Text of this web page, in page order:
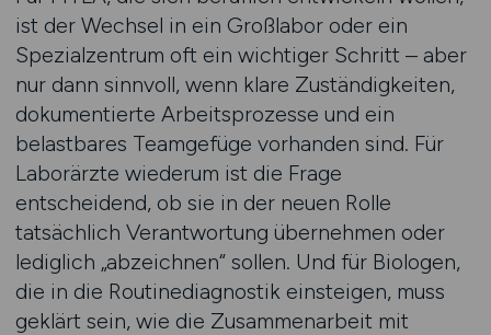
ist der Wechsel in ein Großlabor oder ein
Spezialzentrum oft ein wichtiger Schritt – aber
nur dann sinnvoll, wenn klare Zuständigkeiten,
dokumentierte Arbeitsprozesse und ein
belastbares Teamgefüge vorhanden sind. Für
Laborärzte wiederum ist die Frage
entscheidend, ob sie in der neuen Rolle
tatsächlich Verantwortung übernehmen oder
lediglich „abzeichnen“ sollen. Und für Biologen,
die in die Routinediagnostik einsteigen, muss
geklärt sein, wie die Zusammenarbeit mit